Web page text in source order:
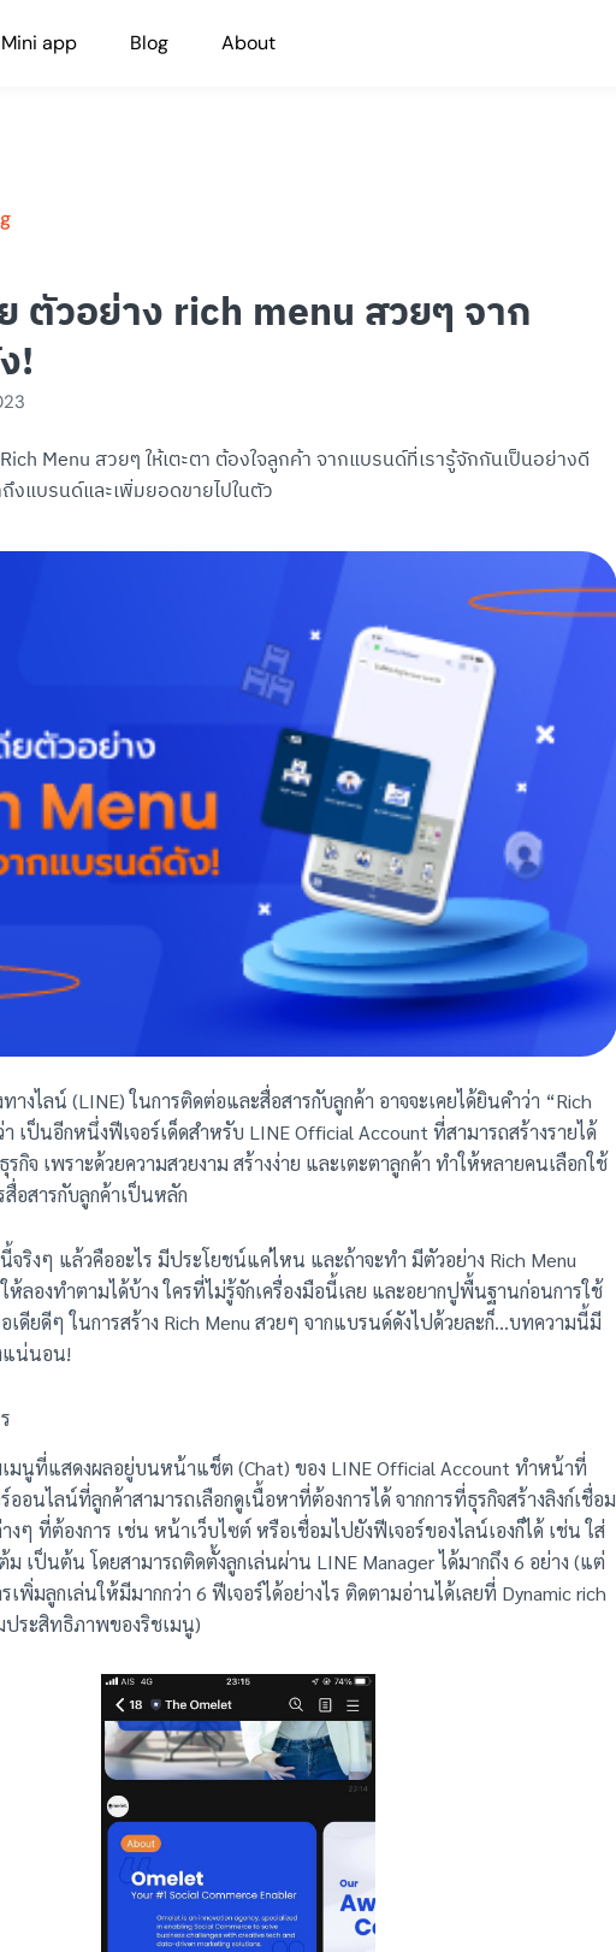
Mini app Blog About
ตัวอย่าง rich menu สวยๆ จาก
!
Menu สวยๆ ให้เตะตา ต้องใจลูกค้า จากแบรนด์ที่เรารู้จักกันเป็นอย่างดี
งแบรนด์และเพิ่มยอดขายไปในตัว
งไลน์ (LINE) ในการติดต่อและสื่อสารกับลูกค้า อาจจะเคยได้ยินคำว่า “Rich
เป็นอีกหนึ่งฟีเจอร์เด็ดสำหรับ LINE Official Account ที่สามารถสร้างรายได้
กิจ เพราะด้วยความสวยงาม สร้างง่าย และเตะตาลูกค้า ทำให้หลายคนเลือกใช้
อสารกับลูกค้าเป็นหลัก
จริงๆ แล้วคืออะไร มีประโยชน์แค่ไหน และถ้าจะทำ มีตัวอย่าง Rich Menu
ห้ลองทำตามได้บ้าง ใครที่ไม่รู้จักเครื่องมือนี้เลย และอยากปูพื้นฐานก่อนการใช้
เดียดีๆ ในการสร้าง Rich Menu สวยๆ จากแบรนด์ดังไปด้วยละก็…บทความนี้มี
แน่นอน!
เมนูที่แสดงผลอยู่บนหน้าแช็ต (Chat) ของ LINE Official Account ทำหน้าที่
อนไลน์ที่ลูกค้าสามารถเลือกดูเนื้อหาที่ต้องการได้ จากการที่ธุรกิจสร้างลิงก์เชื่อม
งๆ ที่ต้องการ เช่น หน้าเว็บไซต์ หรือเชื่อมไปยังฟีเจอร์ของไลน์เองก็ได้ เช่น ใส่
เป็นต้น โดยสามารถติดตั้งลูกเล่นผ่าน LINE Manager ได้มากถึง 6 อย่าง (แต่
เพิ่มลูกเล่นให้มีมากกว่า 6 ฟีเจอร์ได้อย่างไร ติดตามอ่านได้เลยที่ Dynamic rich
ประสิทธิภาพของริชเมนู)